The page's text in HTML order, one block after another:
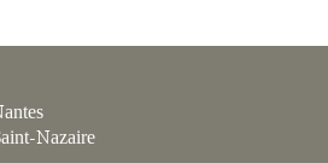
Nazaire